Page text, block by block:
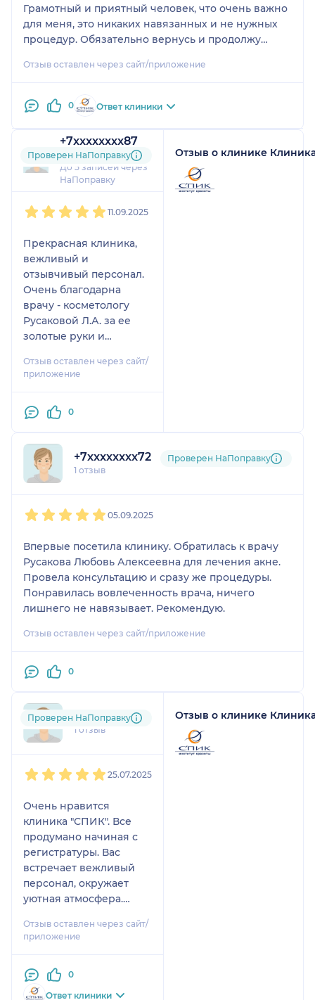
Грамотный и приятный человек, что очень важно
для меня, это никаких навязанных и не нужных
процедур. Обязательно вернусь и продолжу
Отзыв оставлен через сайт/приложение
0 Ответ клиники
+7xxxxxxxx87
2 отзыва
До 5 записей через
НаПоправку
Проверен НаПоправку
11.09.2025
Прекрасная клиника,
вежливый и
отзывчивый персонал.
Очень благодарна
врачу - косметологу
Русаковой Л.А. за ее
золотые руки и
подобранные
процедуры. Результат
Отзыв оставлен через сайт/
приложение
0
Отзыв о клинике
+7xxxxxxxx72
1 отзыв
Проверен НаПоправку
05.09.2025
Впервые посетила клинику. Обратилась к врачу
Русакова Любовь Алексеевна для лечения акне.
Провела консультацию и сразу же процедуры.
Понравилась вовлеченность врача, ничего
лишнего не навязывает. Рекомендую.
Отзыв оставлен через сайт/приложение
0
lut....@....ru
1 отзыв
Проверен НаПоправку
25.07.2025
Очень нравится
клиника "СПИК". Все
продумано начиная с
регистратуры. Вас
встречает вежливый
персонал, окружает
уютная атмосфера.
современным
оборудованием.
благодарность врачу
Русоковой Любови
Отзыв оставлен через сайт/
приложение
0
Ответ клиники
Отзыв о клинике